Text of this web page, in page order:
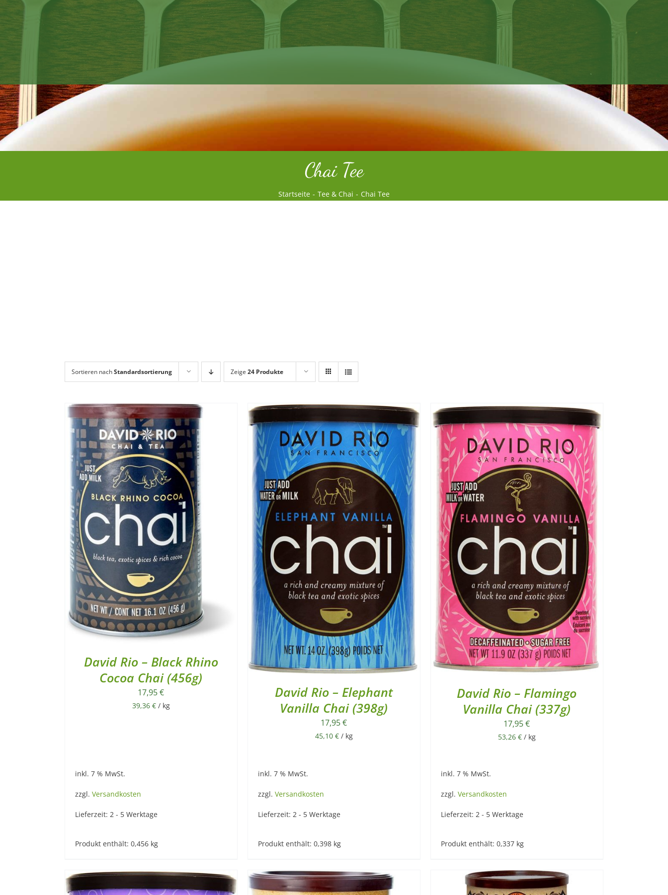
Chai Tee
Startseite Tee & Chai Chai Tee
Sortieren nachStandardsortierung Zeige 24 Produkte
David Rio – Black Rhino
Cocoa Chai (456g)
17,95€
39,36 €/ kg
inkl. 7 % MwSt.
zzgl. Versandkosten
Lieferzeit: 2 - 5 Werktage
Produkt enthält: 0,456 kg
David Rio – Elephant
Vanilla Chai (398g)
17,95€
45,10 €/ kg
inkl. 7 % MwSt.
zzgl. Versandkosten
Lieferzeit: 2 - 5 Werktage
Produkt enthält: 0,398 kg
David Rio – Flamingo
Vanilla Chai (337g)
17,95€
53,26 €/ kg
inkl. 7 % MwSt.
zzgl. Versandkosten
Lieferzeit: 2 - 5 Werktage
Produkt enthält: 0,337 kg